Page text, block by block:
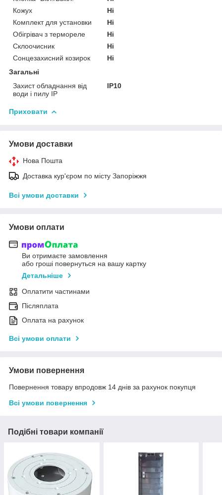
Кожух
Ні
Комплект для установки
Ні
Обігрівач з термореле
Ні
Склоочисник
Ні
Сонцезахисний козирок
Ні
Загальні
Захист обладнання від
води і пилу IP
IP10
Приховати
Умови доставки
Нова Пошта
Доставка кур'єром по місту Запоріжжя
Всі умови доставки
Умови оплати
Ви отримаєте замовлення
або гроші повернуться на вашу картку
Детальніше
Оплатити частинами
Післяплата
Оплата на рахунок
Всі умови оплати
Умови повернення
Повернення товару впродовж 14 днів за рахунок покупця
Всі умови повернення
Подібні товари компанії